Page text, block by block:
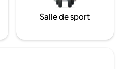
Salle de sport